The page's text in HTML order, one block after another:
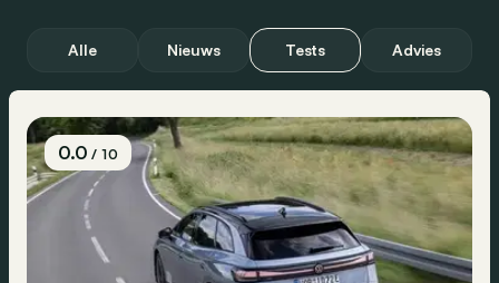
Alle Nieuws Tests Advies
0.0/ 10